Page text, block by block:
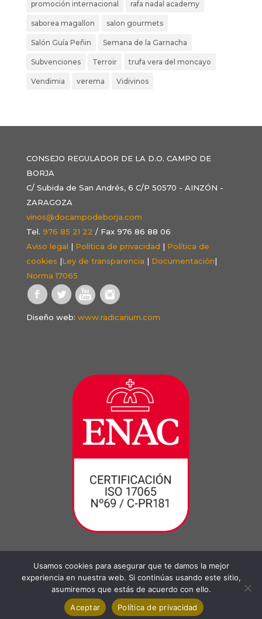
promoción internacional rafa nadal academy
saborea magallon salon gourmets
Salón Guía Peñin Semana de la Garnacha
Subvenciones Terroir trufa vera del moncayo
Vendimia verema Vidivinos
CONSEJO REGULADOR DE LA D.O. CAMPO DE
BORJA
C/ Subida de San Andrés, 6 C/P 50570 - AINZÓN -
ZARAGOZA
vinos@docampodeborja.com
Tel. 976 85 21 22 / Fax 976 86 88 06
Aviso legal | Política de privacidad | Política de
cookies |Ley de transparencia | Documentación|
Norma 17065
Diseño web: www.radicarium.com
Usamos cookies para asegurar que te damos la mejor
experiencia en nuestra web. Si continúas usando este sitio,
asumiremos que estás de acuerdo con ello.
Aceptar
Política de privacidad